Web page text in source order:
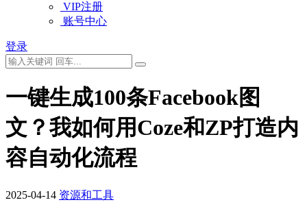
VIP注册
账号中心
登录
一键生成100条Facebook图
文？我如何用Coze和ZP打造内
容自动化流程
2025-04-14 资源和工具